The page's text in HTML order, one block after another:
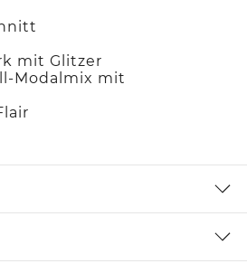
mit Glitzer
Modalmix mit